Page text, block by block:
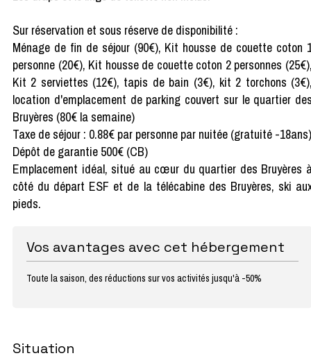
Sur réservation et sous réserve de disponibilité :
Ménage de fin de séjour (90€), Kit housse de couette coton
personne (20€), Kit housse de couette coton 2 personnes
Kit 2 serviettes (12€), tapis de bain (3€), kit 2 torchons
location d'emplacement de parking couvert sur le quartier
Bruyères (80€ la semaine)
Taxe de séjour : 0.88€ par personne par nuitée (gratuité -18ans)
Dépôt de garantie 500€ (CB)
Emplacement idéal, situé au cœur du quartier des Bruyères
côté du départ ESF et de la télécabine des Bruyères, ski
pieds.
Vos avantages avec cet hébergement
Toute la saison, des réductions sur vos activités jusqu'à -50%
Situation